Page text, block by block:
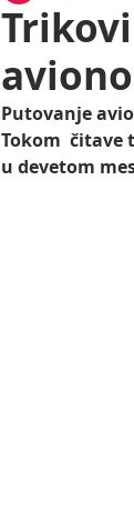
Putovanje
Tokom  čitave
u devetom